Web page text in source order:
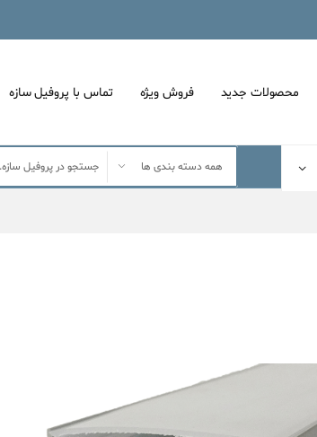
محصولات جدید فروش ویژه تماس با پروفیل سازه